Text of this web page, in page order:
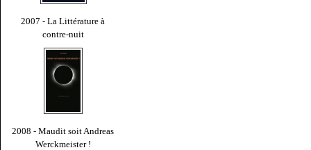
2007 - La Littérature à
contre-nuit
2008 - Maudit soit Andreas
Werckmeister !